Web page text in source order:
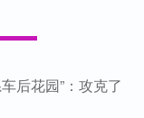
后花园”：攻克了